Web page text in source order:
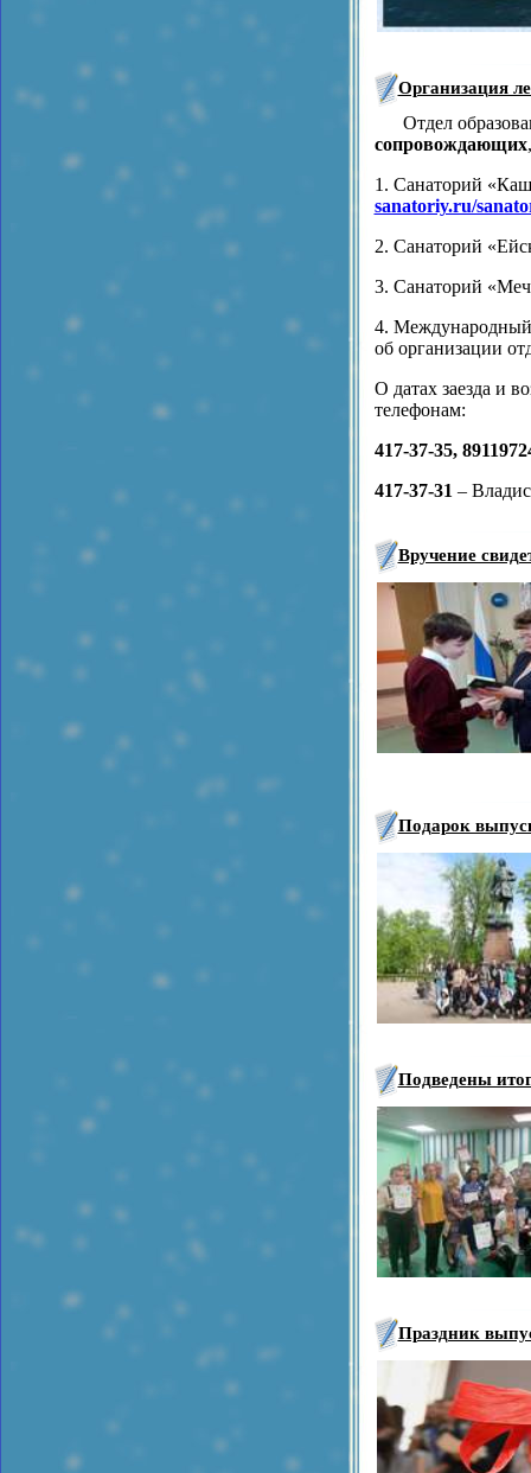
Организация
Отдел
сопровождающих
1. Санаторий
sanatoriy.ru/
2. Санаторий
3. Санаторий
4. Международный
об организации
О датах заезда и
телефонам:
417-37-35,
417-37-31 –
Вручение
Подарок
Подведены
Праздник